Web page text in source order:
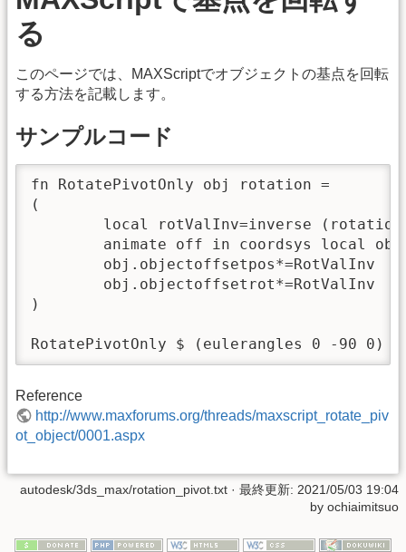
る
このページでは、MAXScriptでオブジェクトの基点を回転
する方法を記載します。
サンプルコード
fn RotatePivotOnly obj rotation =
(
)
RotatePivotOnly $ (eulerangles 0 -90 0)
Reference
http://www.maxforums.org/threads/maxscript_rotate_piv
ot_object/0001.aspx
autodesk/3ds_max/rotation_pivot.txt · 最終更新: 2021/05/03 19:04
by ochiaimitsuo